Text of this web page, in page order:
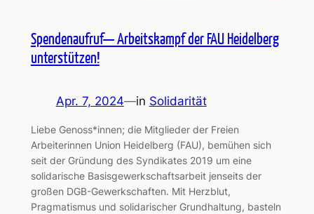
Spendenaufruf— Arbeitskampf der FAU Heidelberg
unterstützen!
Apr. 7, 2024—in Solidarität
Liebe Genoss*innen; die Mitglieder der Freien
Arbeiterinnen Union Heidelberg (FAU), bemühen sich
seit der Gründung des Syndikates 2019 um eine
solidarische Basisgewerkschaftsarbeit jenseits der
großen DGB-Gewerkschaften. Mit Herzblut,
Pragmatismus und solidarischer Grundhaltung, basteln